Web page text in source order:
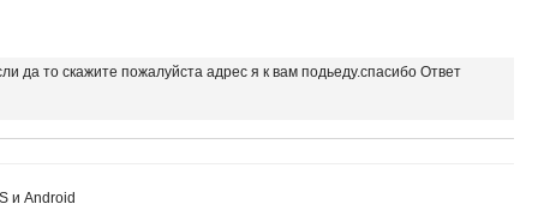
да то скажите пожалуйста адрес я к вам подьеду.спасибо Ответ
и Android